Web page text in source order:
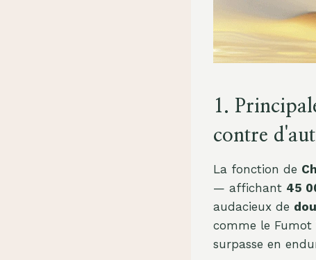
1.
contre
La fonction de
— affichant 45
audacieux de
comme le Fumot
surpasse en